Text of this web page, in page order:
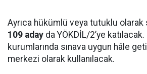
Ayrıca hükümlü veya tutuklu olarak
109 aday da YÖKDİL/2’ye
kurumlarında sınava uygun hâle
merkezi olarak kullanılacak.